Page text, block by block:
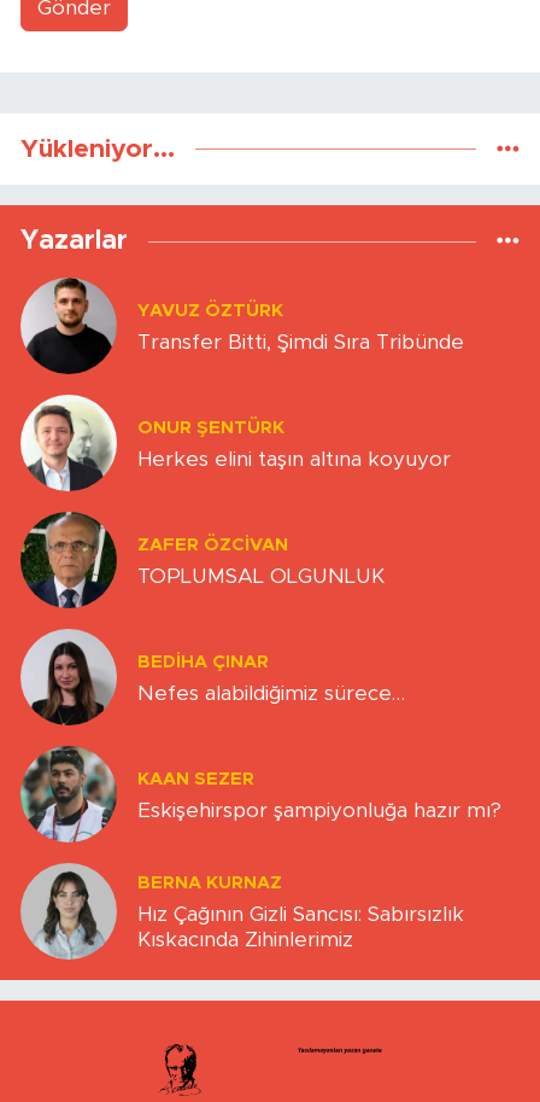
Gönder
Yükleniyor...
Yazarlar
YAVUZ ÖZTÜRK
Transfer Bitti, Şimdi Sıra Tribünde
ONUR ŞENTÜRK
Herkes elini taşın altına koyuyor
ZAFER ÖZCIVAN
TOPLUMSAL OLGUNLUK
BEDIHA ÇINAR
Nefes alabildiğimiz sürece…
KAAN SEZER
Eskişehirspor şampiyonluğa hazır mı?
BERNA KURNAZ
Hız Çağının Gizli Sancısı: Sabırsızlık
Kıskacında Zihinlerimiz